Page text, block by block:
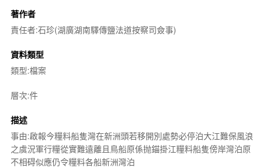
著作者
責任者:石珍(湖廣湖南驛傳鹽法道按察司僉事)
資料類型
類型:檔案
層次:件
描述
事由:啟報今糧料船隻灣在新洲頭若移開別處勢必停泊大江難保風浪
之虞況軍行糧從實難遠離且鳥船原係抛錨掛江糧料船隻傍岸灣泊原
不相碍似應仍令糧料各船新洲灣泊